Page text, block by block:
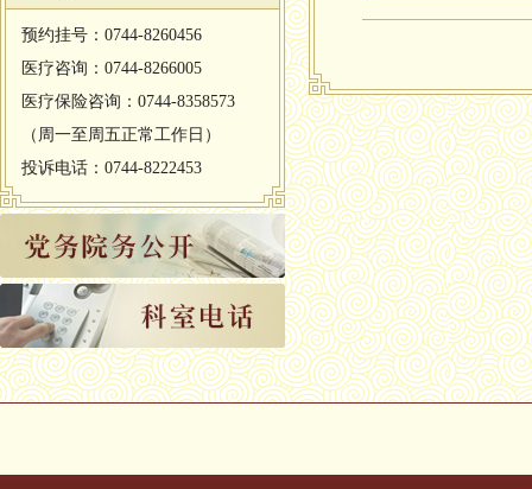
预约挂号：0744-8260456
医疗咨询：0744-8266005
医疗保险咨询：0744-8358573
（周一至周五正常工作日）
投诉电话：0744-8222453